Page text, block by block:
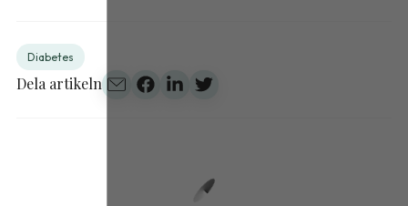
Diabetes
Dela artikeln